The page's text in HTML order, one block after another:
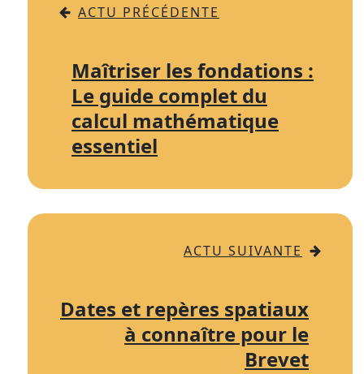
ACTU PRÉCÉDENTE
Maîtriser les fondations :
Le guide complet du
calcul mathématique
essentiel
ACTU SUIVANTE
Dates et repères spatiaux
à connaître pour le
Brevet